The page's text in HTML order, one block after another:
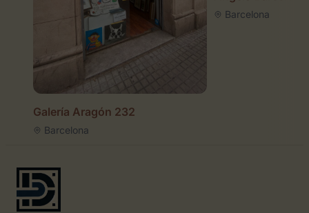
Galería Aragón 232
Barcelona
Barcelona